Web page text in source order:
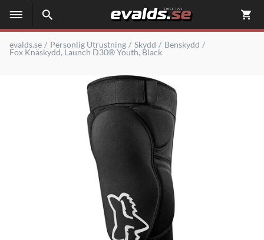
evalds.se Personlig Utrustning Skydd
Benskydd
Fox Knäskydd, Launch D30® Youth, Black